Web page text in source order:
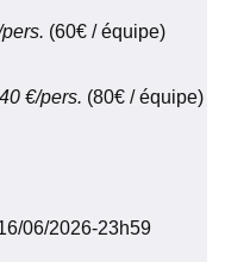
(60€ / équipe)
€/pers. (80€ / équipe)
06/2026-23h59